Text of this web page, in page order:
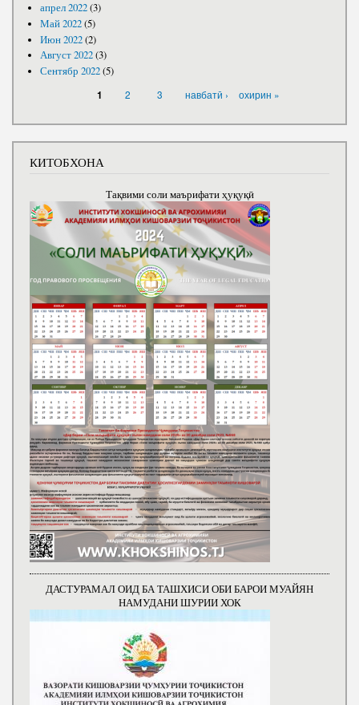
апрел 2022(3)
Май 2022(5)
Июн 2022(2)
Август 2022(3)
Сентябр 2022(5)
1 2 3 навбатӣ › охирин »
КИТОБХОНА
Тақвими соли маърифати ҳуқуқӣ
ДАСТУРАМАЛ ОИД БА ТАШХИСИ ОБИ БАРОИ МУАЙЯН
НАМУДАНИ ШУРИИ ХОК